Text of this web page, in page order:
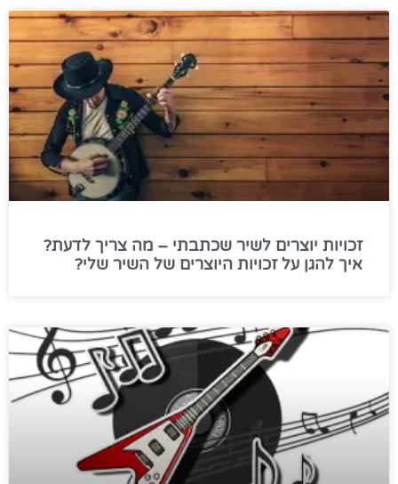
זכויות יוצרים לשיר שכתבתי – מה צריך לדעת?
איך להגן על זכויות היוצרים של השיר שלי?